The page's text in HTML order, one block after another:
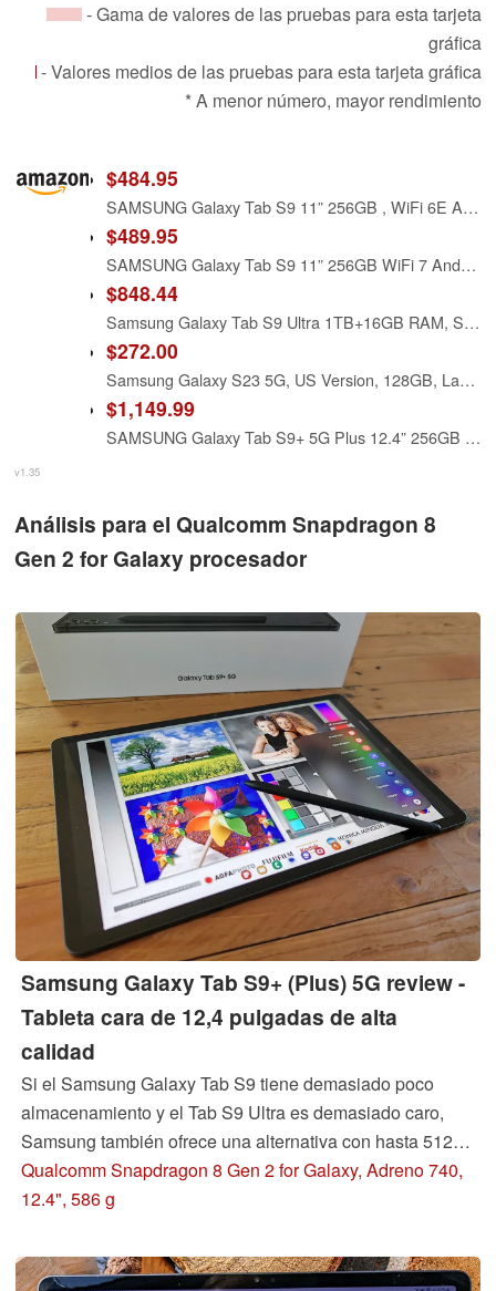
- Gama de valores de las pruebas para esta tarjeta
gráfica
- Valores medios de las pruebas para esta tarjeta gráfica
* A menor número, mayor rendimiento
$484.95
SAMSUNG Galaxy Tab S9 11” 256GB , WiFi 6E Android Tablet, Snapdragon 8 Gen 2 Processor, AMOLED Screen, S Pen, IP68 Rating, US Version, 2023, Beige (Renewed)
$489.95
SAMSUNG Galaxy Tab S9 11” 256GB WiFi 7 Android AI Tablet, Snapdragon 8 Gen 2 Processor, S Pen Included, US Version, 2023, Graphite (Renewed)
$848.44
Samsung Galaxy Tab S9 Ultra 1TB+16GB RAM, Snapdragon 8 Gen 2 (Gaming), 14" Dynamic AMOLED 2X Display, Dex, S-Pen, CAD Version Tablet, WiFi-6e (with 45W Super Fast Charger) - Graphite (Renewed)
$272.00
Samsung Galaxy S23 5G, US Version, 128GB, Lavender - T-Mobile (Renewed)
$1,149.99
SAMSUNG Galaxy Tab S9+ 5G Plus 12.4” 256GB (VERIZON) plus WiFi Android Tablet, Snapdragon 8 Gen 2 Processor, AMOLED Screen, S Pen Included, Long Battery Life, Auto Focus Camera, Dolby Audio, Graphite
v1.35
Análisis para el Qualcomm Snapdragon 8
Gen 2 for Galaxy procesador
Samsung Galaxy Tab S9+ (Plus) 5G review -
Tableta cara de 12,4 pulgadas de alta
calidad
Si el Samsung Galaxy Tab S9 tiene demasiado poco
almacenamiento y el Tab S9 Ultra es demasiado caro,
Samsung también ofrece una alternativa con hasta 512
GB de almacenamiento y una pantalla de 12,4 pulgadas
con el Galaxy Tab S9+. ¿Es este el "medio dorado"? Lo
Qualcomm Snapdragon 8 Gen 2 for Galaxy, Adreno 740,
12.4", 586 g